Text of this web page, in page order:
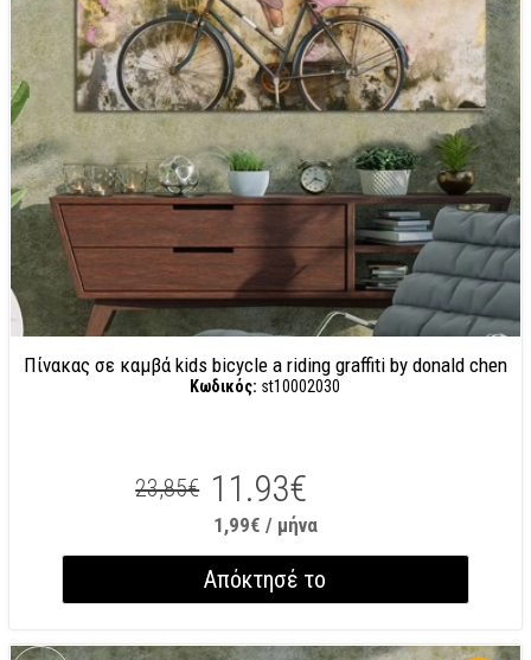
Πίνακας σε καμβά kids bicycle a riding graffiti by donald chen
Κωδικός: st10002030
23,85€ 11.93€
1,99€ / μήνα
Απόκτησέ το